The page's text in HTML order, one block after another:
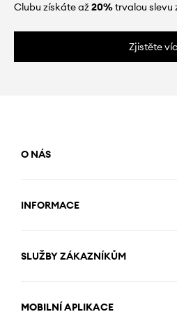
Clubu získáte až20%trvalou slevu
Zjistěte
O NÁS
INFORMACE
SLUŽBY ZÁKAZNÍKŮM
MOBILNÍ APLIKACE